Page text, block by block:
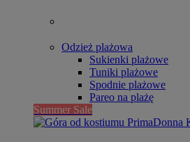
Odzież plażowa
Sukienki plażowe
Tuniki plażowe
Spodnie plażowe
Pareo na plażę
Summer Sale